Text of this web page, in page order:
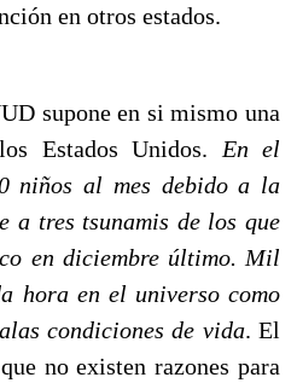
en otros estados.
supone en si mismo una
Estados Unidos. En el
niños al mes debido a la
a tres tsunamis de los que
en diciembre último. Mil
hora en el universo como
condiciones de vida. El
no existen razones para